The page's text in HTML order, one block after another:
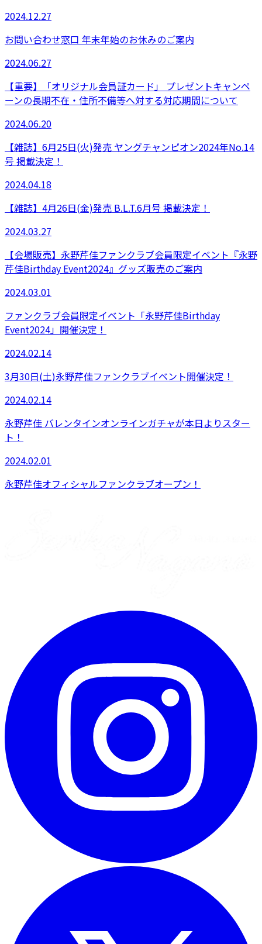
2024.12.27
お問い合わせ窓口 年末年始のお休みのご案内
2024.06.27
【重要】「オリジナル会員証カード」 プレゼントキャンペ
ーンの長期不在・住所不備等へ対する対応期間について
2024.06.20
【雑誌】6月25日(火)発売 ヤングチャンピオン2024年No.14
号 掲載決定！
2024.04.18
【雑誌】4月26日(金)発売 B.L.T.6月号 掲載決定！
2024.03.27
【会場販売】永野芹佳ファンクラブ会員限定イベント『永野
芹佳Birthday Event2024』グッズ販売のご案内
2024.03.01
ファンクラブ会員限定イベント「永野芹佳Birthday
Event2024」開催決定！
2024.02.14
3月30日(土)永野芹佳ファンクラブイベント開催決定！
2024.02.14
永野芹佳 バレンタインオンラインガチャが本日よりスター
ト！
2024.02.01
永野芹佳オフィシャルファンクラブオープン！